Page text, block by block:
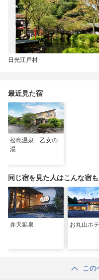
日光江戸村
最近見た宿
松島温泉 乙女の
湯
同じ宿を見た人はこんな宿
弁天鉱泉 お丸山ホ
この